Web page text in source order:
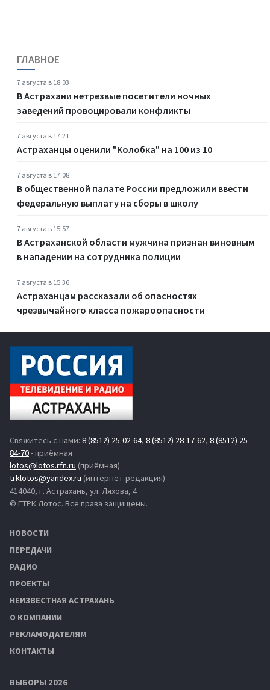
ГЛАВНОЕ
7 августа в 18:03
В Астрахани нетрезвые посетители ночных
заведений провоцировали конфликты
7 августа в 17:21
Астраханцы оценили "Колобка" на 100 из 10
7 августа в 17:08
В общественной палате России предложили ввести
федеральную выплату на сборы в школу
7 августа в 15:57
В Астраханской области мужчина признан виновным
в нападении на сотрудника полиции
7 августа в 15:36
Астраханцам рассказали об опасностях
чрезвычайного класса пожароопасности
Свяжитесь с нами: 8 (8512) 25-02-64, 8 (8512) 28-17-62, 8 (8512) 25-
84-70- приёмная
lotos@lotos.rfn.ru (приёмная)
trklotos@yandex.ru (интернет-редакция)
414040, г. Астрахань, ул. Ляхова, 4
© ГТРК Лотос. Все права защищены.
НОВОСТИ
ПЕРЕДАЧИ
РАДИО
ПРОЕКТЫ
НЕИЗВЕСТНАЯ АСТРАХАНЬ
О КОМПАНИИ
РЕКЛАМОДАТЕЛЯМ
КОНТАКТЫ
ВЫБОРЫ 2026